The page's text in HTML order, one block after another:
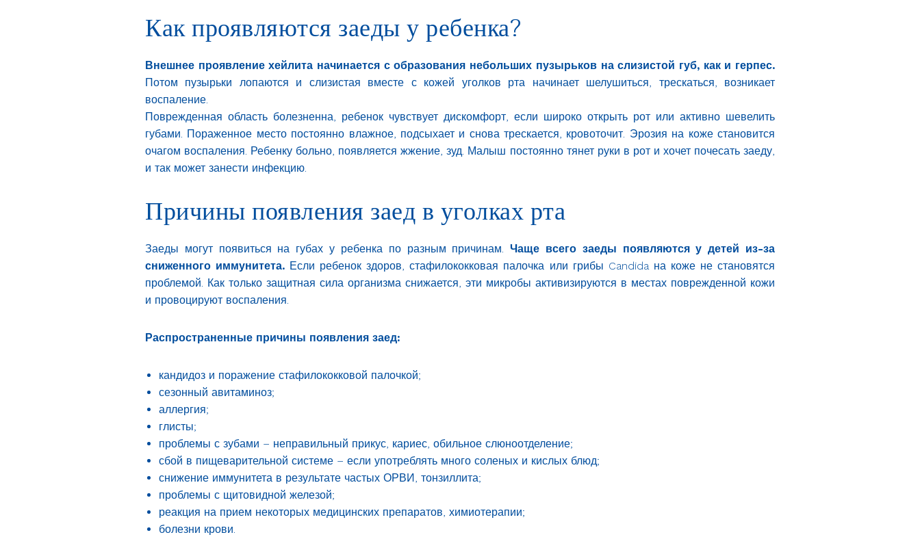
Как проявляются заеды у ребенка?
Внешнее проявление хейлита начинается с образования небольших пузырьков на слизистой губ, как и герпес.
Потом пузырьки лопаются и слизистая вместе с кожей уголков рта начинает шелушиться, трескаться, возникает
воспаление.
Поврежденная область болезненна, ребенок чувствует дискомфорт, если широко открыть рот или активно шевелить
губами. Пораженное место постоянно влажное, подсыхает и снова трескается, кровоточит. Эрозия на коже становится
очагом воспаления. Ребенку больно, появляется жжение, зуд. Малыш постоянно тянет руки в рот и хочет почесать заеду,
и так может занести инфекцию.
Причины появления заед в уголках рта
Заеды могут появиться на губах у ребенка по разным причинам.Чаще всего заеды появляются у детей из-за
сниженного иммунитета. Если ребенок здоров, стафилококковая палочка или грибы Candida на коже не становятся
проблемой. Как только защитная сила организма снижается, эти микробы активизируются в местах поврежденной кожи
и провоцируют воспаления.
Распространенные причины появления заед:
кандидоз и поражение стафилококковой палочкой;
сезонный авитаминоз;
аллергия;
глисты;
проблемы с зубами – неправильный прикус, кариес, обильное слюноотделение;
сбой в пищеварительной системе – если употреблять много соленых и кислых блюд;
снижение иммунитета в результате частых ОРВИ, тонзиллита;
проблемы с щитовидной железой;
реакция на прием некоторых медицинских препаратов, химиотерапии;
болезни крови.